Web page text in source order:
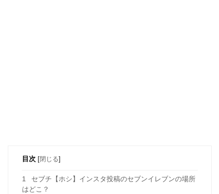
目次 [閉じる]
1
セブチ【ホシ】インスタ投稿のセブンイレブンの場所
はどこ？